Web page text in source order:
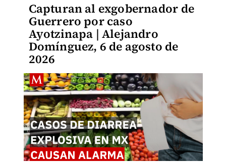
Capturan al exgobernador de
Guerrero por caso
Ayotzinapa | Alejandro
Domínguez, 6 de agosto de
2026